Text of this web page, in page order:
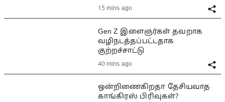
15 mins ago
Gen Z இளைஞர்கள் தவறாக
வழிநடத்தப்பட்டதாக
குற்றச்சாட்டு
40 mins ago
ஒன்றிணைகிறதா தேசியவாத
காங்கிரஸ் பிரிவுகள்?